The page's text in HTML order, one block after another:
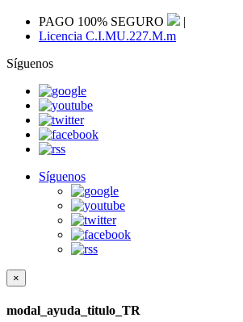
PAGO 100% SEGURO
|
Licencia C.I.MU.227.M.m
Síguenos
Síguenos
×
modal_ayuda_titulo_TR